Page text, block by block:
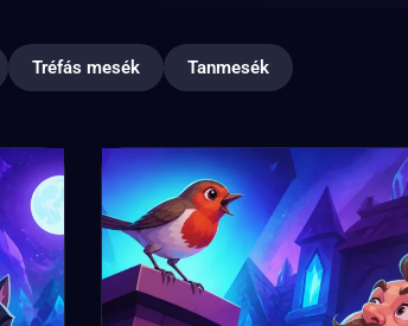
Tréfás mesék Tanmesék